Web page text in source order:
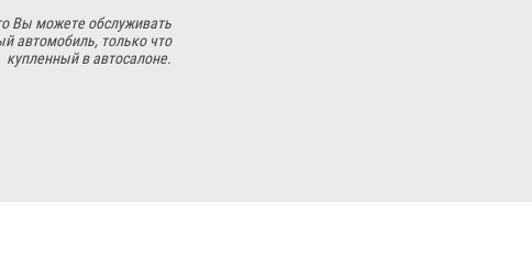
Вы можете обслуживать
автомобиль, только что
купленный в автосалоне.